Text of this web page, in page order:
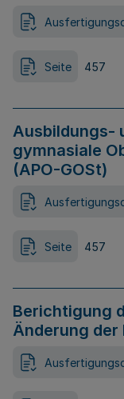
Seite 457
Ausbildungs-
gymnasiale
(APO-GOSt)
Seite 457
Berichtigung
Änderung der